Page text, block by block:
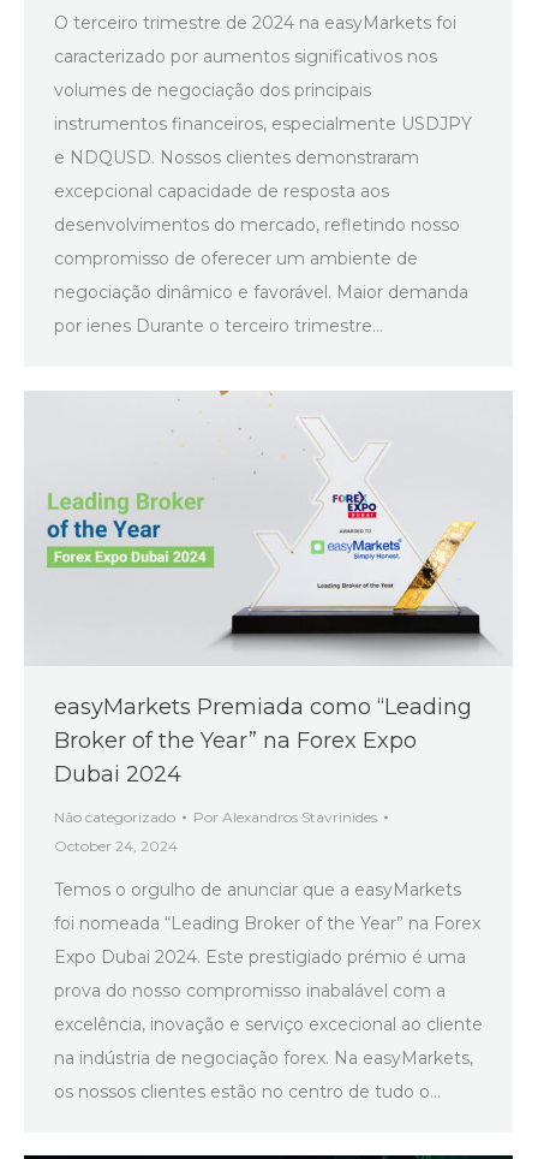
O terceiro trimestre de 2024 na easyMarkets foi
caracterizado por aumentos significativos nos
volumes de negociação dos principais
instrumentos financeiros, especialmente USDJPY
e NDQUSD. Nossos clientes demonstraram
excepcional capacidade de resposta aos
desenvolvimentos do mercado, refletindo nosso
compromisso de oferecer um ambiente de
negociação dinâmico e favorável. Maior demanda
por ienes Durante o terceiro trimestre…
easyMarkets Premiada como “Leading
Broker of the Year” na Forex Expo
Dubai 2024
Não categorizado Por Alexandros Stavrinides
October 24, 2024
Temos o orgulho de anunciar que a easyMarkets
foi nomeada “Leading Broker of the Year” na Forex
Expo Dubai 2024. Este prestigiado prémio é uma
prova do nosso compromisso inabalável com a
excelência, inovação e serviço excecional ao cliente
na indústria de negociação forex. Na easyMarkets,
os nossos clientes estão no centro de tudo o…